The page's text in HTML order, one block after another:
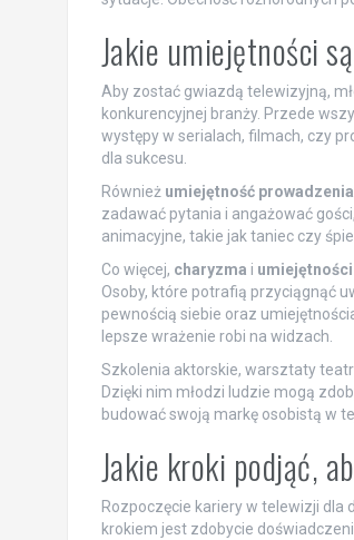
Jakie umiejętności
Aby zostać gwiazdą telewizyjną,
konkurencyjnej branży. Przede
występy w serialach, filmach, czy
dla sukcesu.
Również umiejętność
zadawać pytania i angażować
animacyjne, takie jak taniec czy
Co więcej, charyzma i
Osoby, które potrafią przyciągnąć
pewnością siebie oraz
lepsze wrażenie robi na widzach.
Szkolenia aktorskie, warsztaty
Dzięki nim młodzi ludzie mogą
budować swoją markę osobistą w
Jakie kroki podjąć,
Rozpoczęcie kariery w telewizji
krokiem jest zdobycie